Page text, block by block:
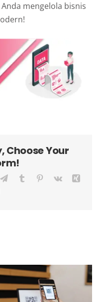
mengelola bisnis
Choose Your
TelegramTumblr Pinterest
Vk